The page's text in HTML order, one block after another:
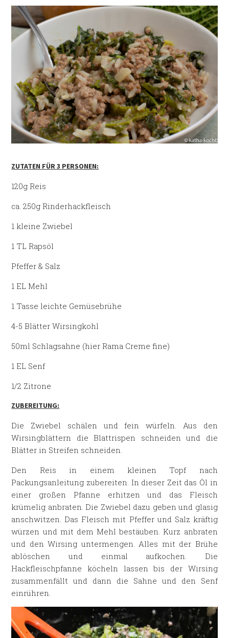
ZUTATEN FÜR 3 PERSONEN:
120g Reis
ca. 250g Rinderhackfleisch
1 kleine Zwiebel
1 TL Rapsöl
Pfeffer & Salz
1 EL Mehl
1 Tasse leichte Gemüsebrühe
4-5 Blätter Wirsingkohl
50ml Schlagsahne (hier Rama Creme fine)
1 EL Senf
1/2 Zitrone
ZUBEREITUNG:
Die Zwiebel schälen und fein würfeln. Aus den
Wirsingblättern die Blattrispen schneiden und die
Blätter in Streifen schneiden.
Den Reis in einem kleinen Topf nach
Packungsanleitung zubereiten. In dieser Zeit das Öl in
einer großen Pfanne erhitzen und das Fleisch
krümelig anbraten. Die Zwiebel dazu geben und glasig
anschwitzen. Das Fleisch mit Pfeffer und Salz kräftig
würzen und mit dem Mehl bestäuben. Kurz anbraten
und den Wirsing untermengen. Alles mit der Brühe
ablöschen und einmal aufkochen. Die
Hackfleischpfanne köcheln lassen bis der Wirsing
zusammenfällt und dann die Sahne und den Senf
einrühren.